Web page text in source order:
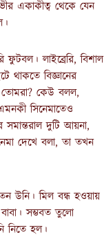
একাকীত্ব থেকে যেন
লাইব্রেরি, বিশাল
বিজ্ঞানের
তোমরা? কেউ বলল,
সিনেমাতেও
দুটি আয়না,
দেখে বলা, তা তখন
উনি। মিল বন্ধ হওয়ায়
সম্ভবত তুলো
নিতে হল।